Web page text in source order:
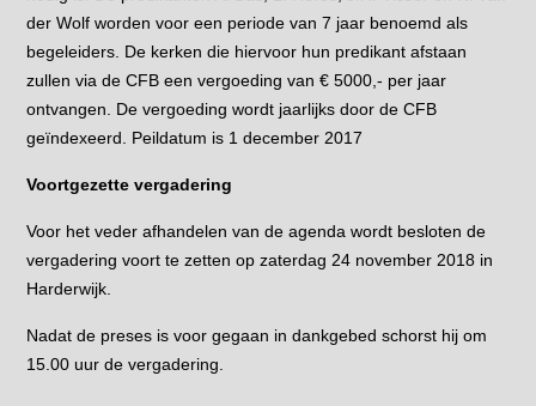
der Wolf worden voor een periode van 7 jaar benoemd als
begeleiders. De kerken die hiervoor hun predikant afstaan
zullen via de CFB een vergoeding van € 5000,- per jaar
ontvangen. De vergoeding wordt jaarlijks door de CFB
geïndexeerd. Peildatum is 1 december 2017
Voortgezette vergadering
Voor het veder afhandelen van de agenda wordt besloten de
vergadering voort te zetten op zaterdag 24 november 2018 in
Harderwijk.
Nadat de preses is voor gegaan in dankgebed schorst hij om
15.00 uur de vergadering.